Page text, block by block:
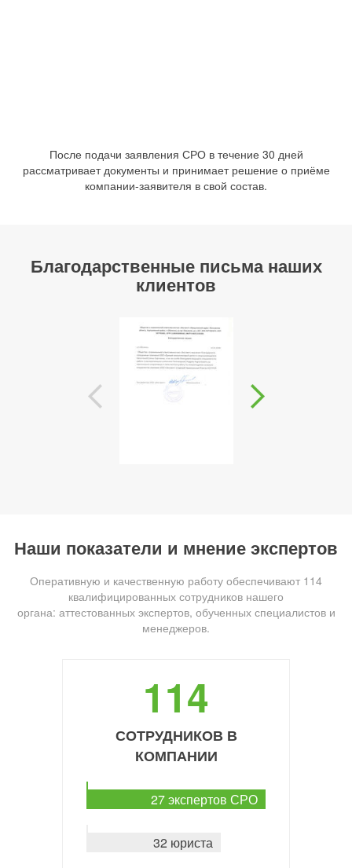
После подачи заявления СРО в течение 30 дней
рассматривает документы и принимает решение о приёме
компании-заявителя в свой состав.
Благодарственные письма наших
клиентов
Наши показатели и мнение экспертов
Оперативную и качественную работу обеспечивают 114
квалифицированных сотрудников нашего
органа: аттестованных экспертов, обученных специалистов и
менеджеров.
114
СОТРУДНИКОВ В
КОМПАНИИ
27 экспертов СРО
32 юриста